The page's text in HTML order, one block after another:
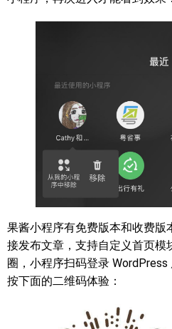
果酱小程序有免费版本和收费版
接发布文章，支持自定义首页模
圈，小程序扫码登录
按下面的二维码体验：